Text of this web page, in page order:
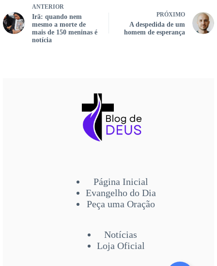
ANTERIOR
Irã: quando nem
mesmo a morte de
mais de 150 meninas é
notícia
PRÓXIMO
A despedida de um
homem de esperança
Página Inicial
Evangelho do Dia
Peça uma Oração
Notícias
Loja Oficial